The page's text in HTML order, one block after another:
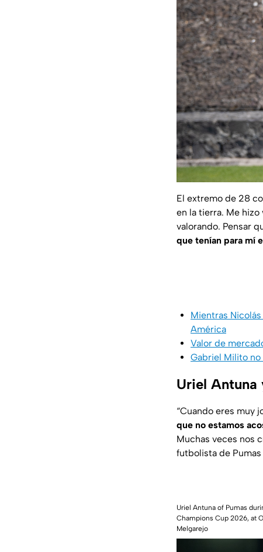
El extremo de 28
en la tierra. Me hizo
valorando. Pensar
que tenían para mí
Mientras
América
Valor de
Gabriel Milito no
Uriel Antuna
“Cuando eres muy
que no estamos
Muchas veces nos
futbolista de Pumas
Uriel Antuna of Pumas
Champions Cup 2026, at
Melgarejo